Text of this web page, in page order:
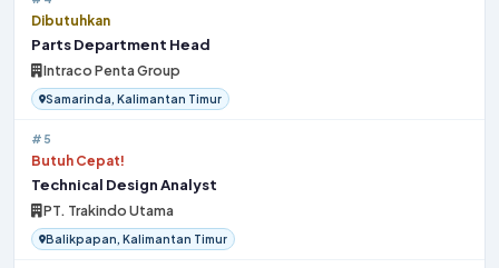
Dibutuhkan
Parts Department Head
Intraco Penta Group
Samarinda, Kalimantan Timur
#5
Butuh Cepat!
Technical Design Analyst
PT. Trakindo Utama
Balikpapan, Kalimantan Timur